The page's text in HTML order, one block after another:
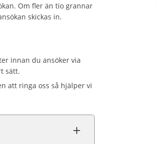
Om fler än tio grannar
skickas in.
innan du ansöker via
sätt.
att ringa oss så hjälper vi